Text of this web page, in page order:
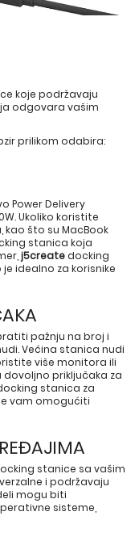
koje podržavaju
odgovara vašim
prilikom odabira:
Power Delivery
Ukoliko koristite
što su MacBook
stanica koja
j5createdocking
je idealno za korisnike
pažnju na broj i
Većina stanica nudi
više monitora ili
priključaka za
stanica za
vam omogućiti
stanice sa vašim
i podržavaju
mogu biti
sisteme,